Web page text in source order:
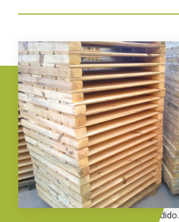
Imagem
Fale connosco e envie-nos o seu pedido.